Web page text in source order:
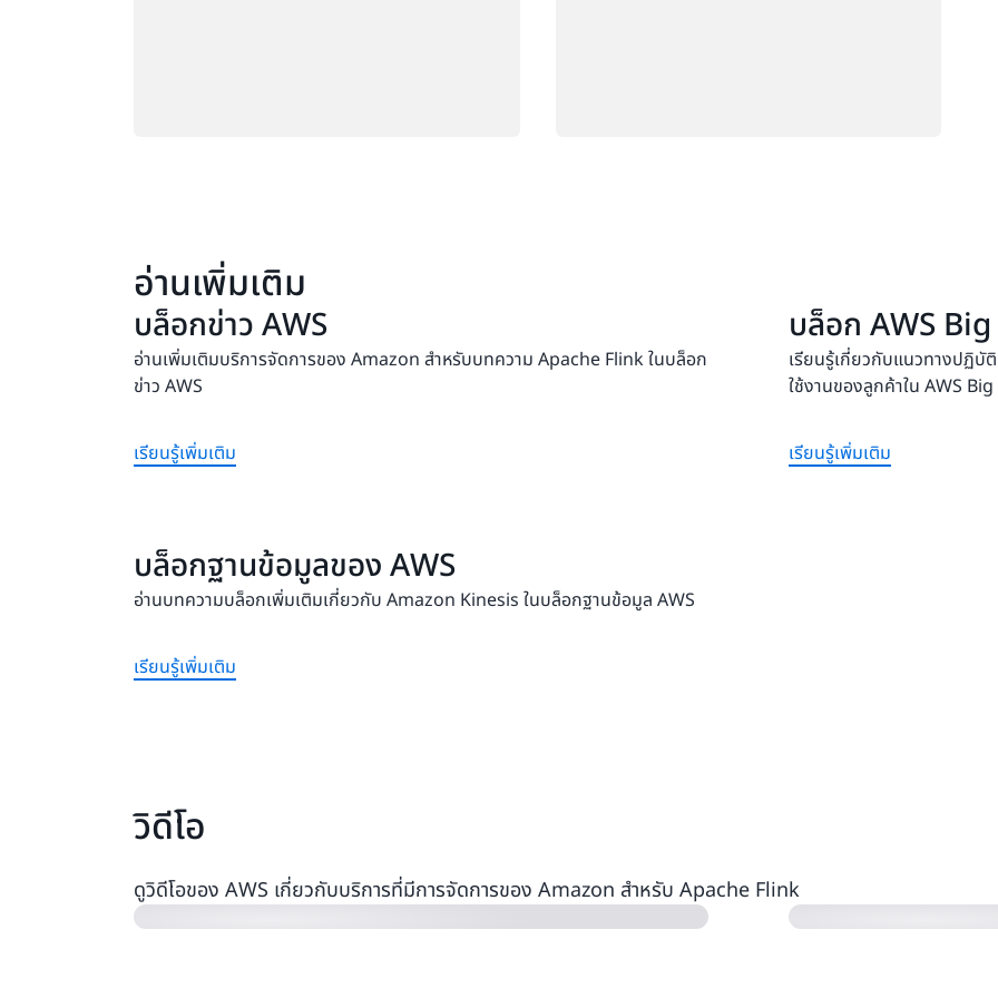
อ่านเพิ่มเติม
บล็อกข่าว AWS
อ่านเพิ่มเติมบริการจัดการของ Amazon สำหรับบทความ Apache Flink ในบล็อก
ข่าว AWS
เรียนรู้เพิ่มเติม
บล็อก AWS
เรียนรู้เกี่ยวกับแนวทางปฏิ
ใช้งานของลูกค้าใน AWS
เรียนรู้เพิ่มเติม
บล็อกฐานข้อมูลของ AWS
อ่านบทความบล็อกเพิ่มเติมเกี่ยวกับ Amazon Kinesis ในบล็อกฐานข้อมูล AWS
เรียนรู้เพิ่มเติม
วิดีโอ
ดูวิดีโอของ AWS เกี่ยวกับบริการที่มีการจัดการของ Amazon สำหรับ Apache Flink
AWS re:Invent 2022: Poshmark เร่งการเติบโตผ่านการวิ
เคราะห์แบบเรียลไทม์และการปรับให้เหมาะสม (49:28)
การใช้ IAM กับ Amazon MSK และการประมวลผลสตรีมด้วย
บริการที่มีการจัดการของ Amazon สำหรับ Apache Flink
(37:02)
สืบค้น Data
จัดการของ